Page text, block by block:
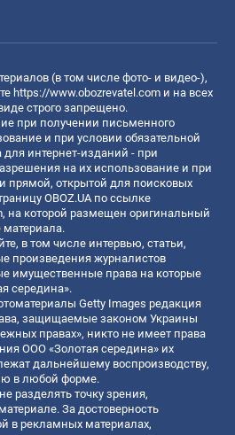
(в том числе фото- и видео-),
https://www.obozrevatel.com и на всех
строго запрещено.
при получении письменного
и при условии обязательной
для интернет-изданий - при
на их использование и при
прямой, открытой для поисковых
OBOZ.UA по ссылке
, на которой размещен оригинальный
в том числе интервью, статьи,
произведения журналистов
имущественные права на которые
середина».
Getty Images редакция
защищаемые законом Украины
правах», никто не имеет права
ООО «Золотая середина» их
дальнейшему воспроизводству,
в любой форме.
разделять точку зрения,
За достоверность
в рекламных материалах,